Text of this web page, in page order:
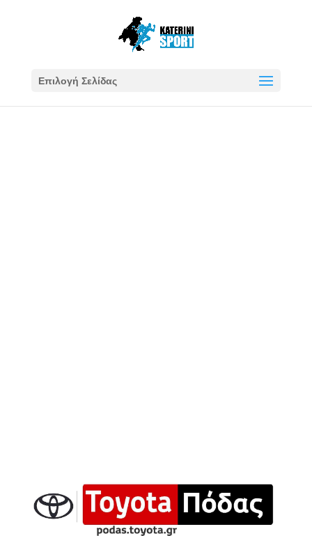
Επιλογή Σελίδας